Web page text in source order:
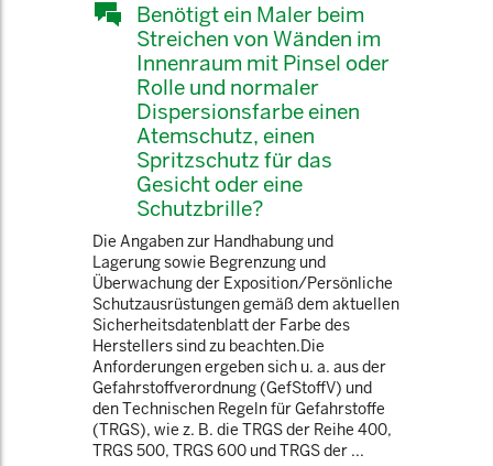
Benötigt ein Maler beim
Streichen von Wänden im
Innenraum mit Pinsel oder
Rolle und normaler
Dispersionsfarbe einen
Atemschutz, einen
Spritzschutz für das
Gesicht oder eine
Schutzbrille?
Die Angaben zur Handhabung und
Lagerung sowie Begrenzung und
Überwachung der Exposition/Persönliche
Schutzausrüstungen gemäß dem aktuellen
Sicherheitsdatenblatt der Farbe des
Herstellers sind zu beachten.Die
Anforderungen ergeben sich u. a. aus der
Gefahrstoffverordnung (GefStoffV) und
den Technischen Regeln für Gefahrstoffe
(TRGS), wie z. B. die TRGS der Reihe 400,
TRGS 500, TRGS 600 und TRGS der ...